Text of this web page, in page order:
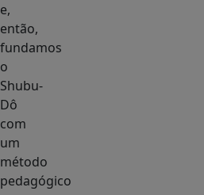
e,
então,
fundamos
o
Shubu-
Dô
com
um
método
pedagógico